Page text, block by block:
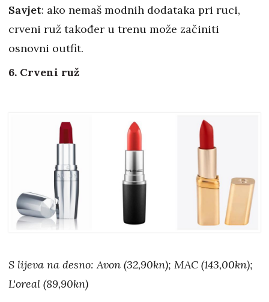
Savjet: ako nemaš modnih dodataka pri ruci,
crveni ruž također u trenu može začiniti
osnovni outfit.
6. Crveni ruž
S lijeva na desno: Avon (32,90kn); MAC (143,00kn);
L'oreal (89,90kn)